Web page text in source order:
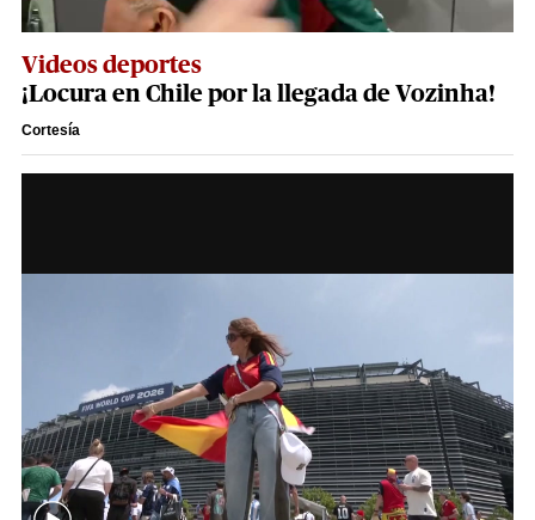
Videos deportes
¡Locura en Chile por la llegada de Vozinha!
Cortesía